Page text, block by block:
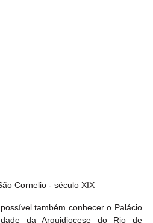
Cornelio - século XIX
também conhecer o Palácio
da Arquidiocese do Rio de